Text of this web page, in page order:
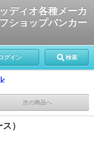
ディオ各種メーカ
ショップバンカー
グイン 検索
次の商品へ
）